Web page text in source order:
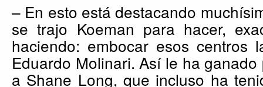
– En esto está destacando
se trajo Koeman para hacer,
haciendo: embocar esos centros
Eduardo Molinari. Así le ha
a Shane Long, que incluso ha